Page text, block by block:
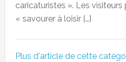
caricaturistes ». Les visiteurs
« savourer à loisir […]
Plus d'article de cette